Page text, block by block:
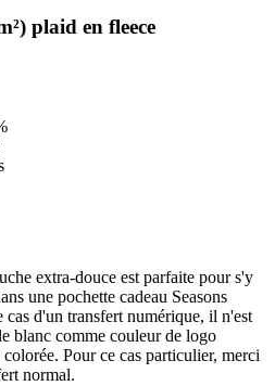
plaid en fleece
extra-douce est parfaite pour s'y
une pochette cadeau Seasons
d'un transfert numérique, il n'est
blanc comme couleur de logo
Pour ce cas particulier, merci
normal.